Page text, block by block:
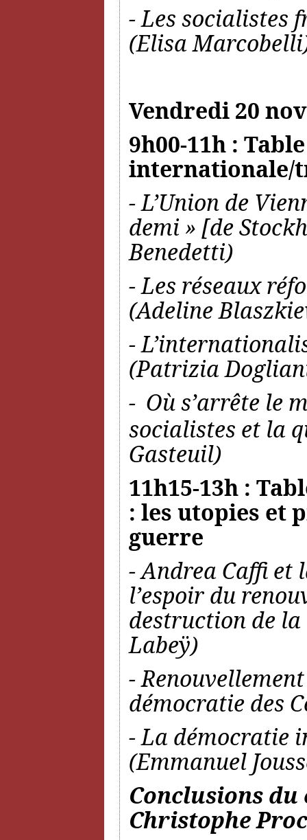
- Les socialistes
(Elisa
Vendredi 20
9h00-11h :
internationale/
- L’Union de
demi » [de
Benedetti)
- Les réseaux
(Adeline
-
(Patrizia
- Où s’arrête le
socialistes et la
Gasteuil)
11h15-13h :
: les utopies et
guerre
- Andrea Caffi et
l’espoir du
destruction de
Labeÿ)
-
démocratie des
- La démocratie
(Emmanuel
Conclusions du
Christophe